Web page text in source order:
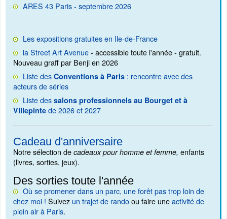
ARES 43 Paris - septembre 2026
Les expositions gratuites en Ile-de-France
la Street Art Avenue- accessible toute l'année - gratuit.
Nouveau graff par Benji en 2026
Liste des Conventions à Paris : rencontre avec des
acteurs de séries
Liste des salons professionnels au Bourget et à
Villepinte de 2026 et 2027
Cadeau d'anniversaire
Notre sélection de cadeaux pour homme et femme, enfants
(livres, sorties, jeux).
Des sorties toute l'année
Où se promener dans un parc, une forêt pas trop loin de
chez moi ! Suivez un trajet de randoou faire uneactivité de
plein air à Paris.